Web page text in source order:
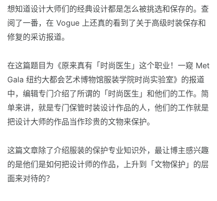
想知道设计大师们的经典设计都是怎么被挑选和保存的。查
阅了一番，在 Vogue 上还真的看到了关于高级时装保存和
修复的采访报道。
在这篇题目为《原来真有「时尚医生」这个职业！一窥 Met
Gala 纽约大都会艺术博物馆服装学院时尚实验室》的报道
中，编辑专门介绍了所谓的「时尚医生」和他们的工作。简
单来讲，就是专门保管时装设计作品的人，他们的工作就是
把设计大师的作品当作珍贵的文物来保护。
这篇文章除了介绍服装的保护专业知识外，最让博主感兴趣
的是他们是如何把设计师的作品，上升到「文物保护」的层
面来对待的？